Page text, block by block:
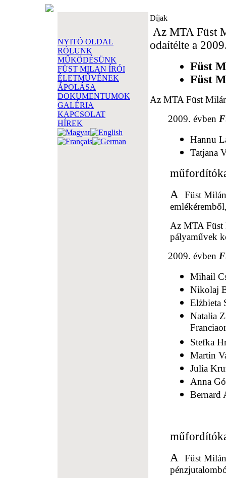
NYITÓ OLDAL
RÓLUNK
MŰKÖDÉSÜNK
FÜST MILAN ÍRÓI
ÉLETMŰVÉNEK
ÁPOLÁSA
DOKUMENTUMOK
GALÉRIA
KAPCSOLAT
HÍREK
Díjak
Az MTA Füst
odaítélte a
Füst
Füst
Az MTA Füst
2009. évben
Hannu
Tatjana
A Füst
Az MTA Füst
pályaművek
2009. évben
Mihail
Nikolaj
Elżbieta
Natalia
Stefka
Martin
Julia
Anna
Bernard
A Füst